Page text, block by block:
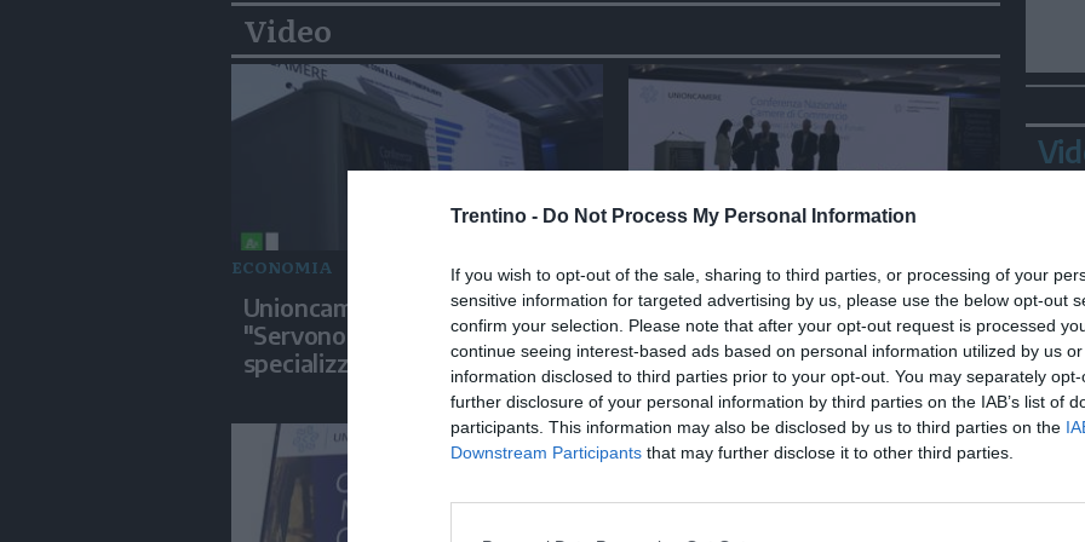
Trentino - Do Not Process My Personal Information
If you wish to opt-out of the sale, sharing to third parties, or processing of your
sensitive information for targeted advertising by us, please use the below opt-out
confirm your selection. Please note that after your opt-out request is processed
continue seeing interest-based ads based on personal information utilized by us
information disclosed to third parties prior to your opt-out. You may separately
further disclosure of your personal information by third parties on the IAB’s list of
participants. This information may also be disclosed by us to third parties on the
Downstream Participants that may further disclose it to other third parties.
Video
ECONOMIA
Unioncamere e Skuola.net:
"Servono piu' tecnici
specializzati"
ECONOMIA
Unioncamere, l'Europa e'
fondamentale per la crescita
dei giovani